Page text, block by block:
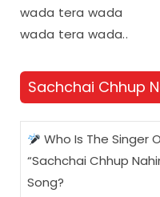
wada tera wada
wada tera wada..
Sachchai Chhup
Who Is The Singer
“Sachchai Chhup
Song?